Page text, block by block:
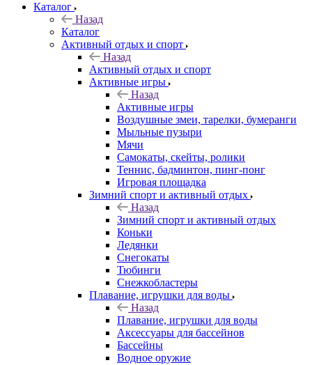
Каталог
Назад
Каталог
Активный отдых и спорт
Назад
Активный отдых и спорт
Активные игры
Назад
Активные игры
Воздушные змеи, тарелки, бумеранги
Мыльные пузыри
Мячи
Самокаты, скейты, ролики
Теннис, бадминтон, пинг-понг
Игровая площадка
Зимний спорт и активный отдых
Назад
Зимний спорт и активный отдых
Коньки
Ледянки
Снегокаты
Тюбинги
Снежкобластеры
Плавание, игрушки для воды
Назад
Плавание, игрушки для воды
Аксессуары для бассейнов
Бассейны
Водное оружие